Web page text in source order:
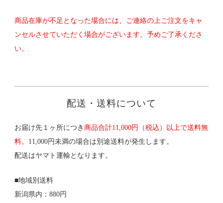
商品在庫が不足となった場合には、ご連絡の上ご注文をキャ
ンセルさせていただく場合がございます。予めご了承くださ
い。
配送・送料について
お届け先１ヶ所につき商品合計11,000円（税込）以上で送料無
料。 11,000円未満の場合は別途送料が発生します。
配送はヤマト運輸となります。
■地域別送料
新潟県内：880円